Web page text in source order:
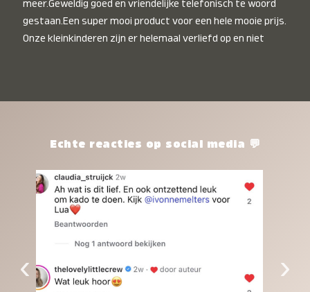
meer.Geweldig goed en vriendelijke telefonisch te woord
gestaan.Een super mooi product voor een hele mooie prijs.
Onze kleinkinderen zijn er helemaal verliefd op en niet
het waard.Echte reacties op social media 💬
‹ ›